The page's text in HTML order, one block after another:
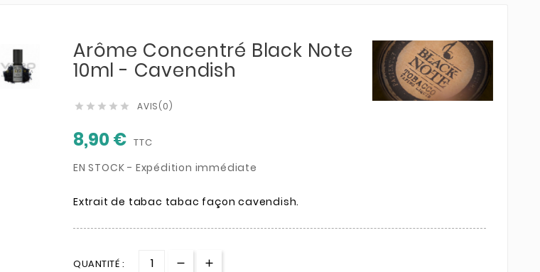
Arôme Concentré Black Note
10ml - Cavendish
     AVIS(0)
8,90 € TTC
EN STOCK - Expédition immédiate
Extrait de tabac tabac façon cavendish.
QUANTITÉ :